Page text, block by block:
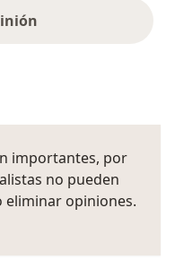
importantes, por
no pueden
opiniones.